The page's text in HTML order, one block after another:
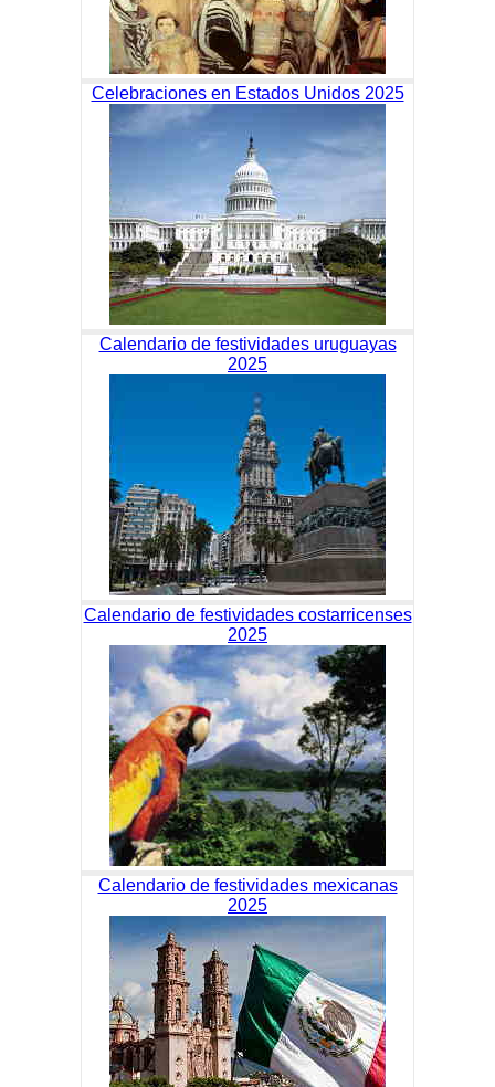
Celebraciones en Estados Unidos 2025
Calendario de festividades uruguayas
2025
Calendario de festividades costarricenses
2025
Calendario de festividades mexicanas
2025